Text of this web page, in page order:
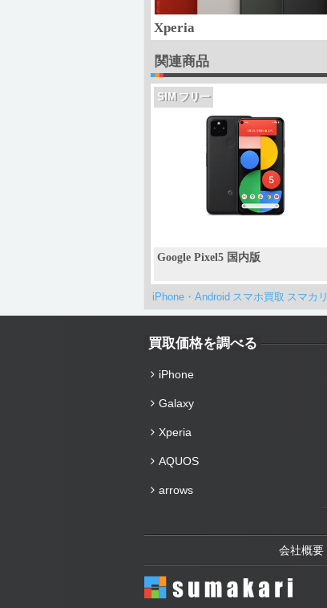
Xperia
関連商品
SIM フリー
Google Pixel5 国内版
iPhone・Android スマホ買取 スマカリ
買取価格を調べる
iPhone
Galaxy
Xperia
AQUOS
arrows
会社概要